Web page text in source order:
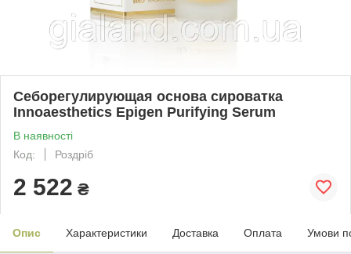
Себорегулирующая основа сироватка
Innoaesthetics Epigen Purifying Serum
В наявності
Код:
Роздріб
2 522 ₴
Опис Характеристики Доставка Оплата Умови